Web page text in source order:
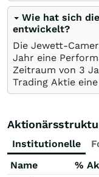
Wie hat sich
entwickelt?
Die Jewett-
Jahr eine
Zeitraum von 3
Trading Aktie
Institutionelle
Name
%